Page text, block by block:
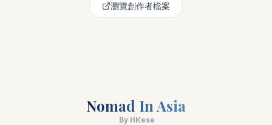
瀏覽創作者檔案
Nomad In Asia
By HKese